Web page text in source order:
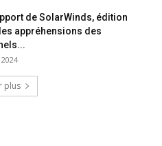
de SolarWinds, édition
appréhensions des
plus